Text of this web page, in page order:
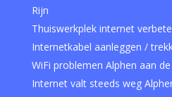
Rijn
Thuiswerkplek internet
Internetkabel aanleggen /
WiFi problemen Alphen aan
Internet valt steeds weg